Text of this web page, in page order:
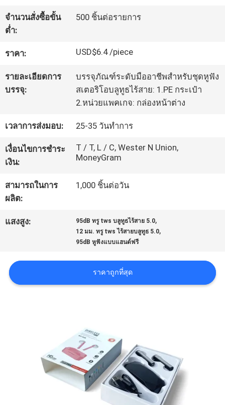
ทัวร์
โรงงาน
ควบคุม
ติดต่อ
แผนผัง
จำนวนสั่งซื้อขั้น
ต่ำ:
500 ชิ้นต่อรายการ
ราคา: USD$6.4 /piece
รายละเอียดการ
บรรจุ:
บรรจุภัณฑ์ระดับมืออาชีพสำหรับชุดหูฟัง
สเตอริโอบลูทูธไร้สาย: 1.PE กระเป๋า
2.หน่วยแพคเกจ: กล่องหน้าต่าง
เวลาการส่งมอบ: 25-35 วันทำการ
เงื่อนไขการชำระ
เงิน:
T / T, L / C, Wester N Union,
MoneyGram
สามารถในการ
ผลิต:
1,000 ชิ้นต่อวัน
แสงสูง: 95dB ทรู tws บลูทูธไร้สาย 5.0,
12 มม. ทรู tws ไร้สายบลูทูธ 5.0,
95dB หูฟังแบบแฮนด์ฟรี
ราคาถูกที่สุด